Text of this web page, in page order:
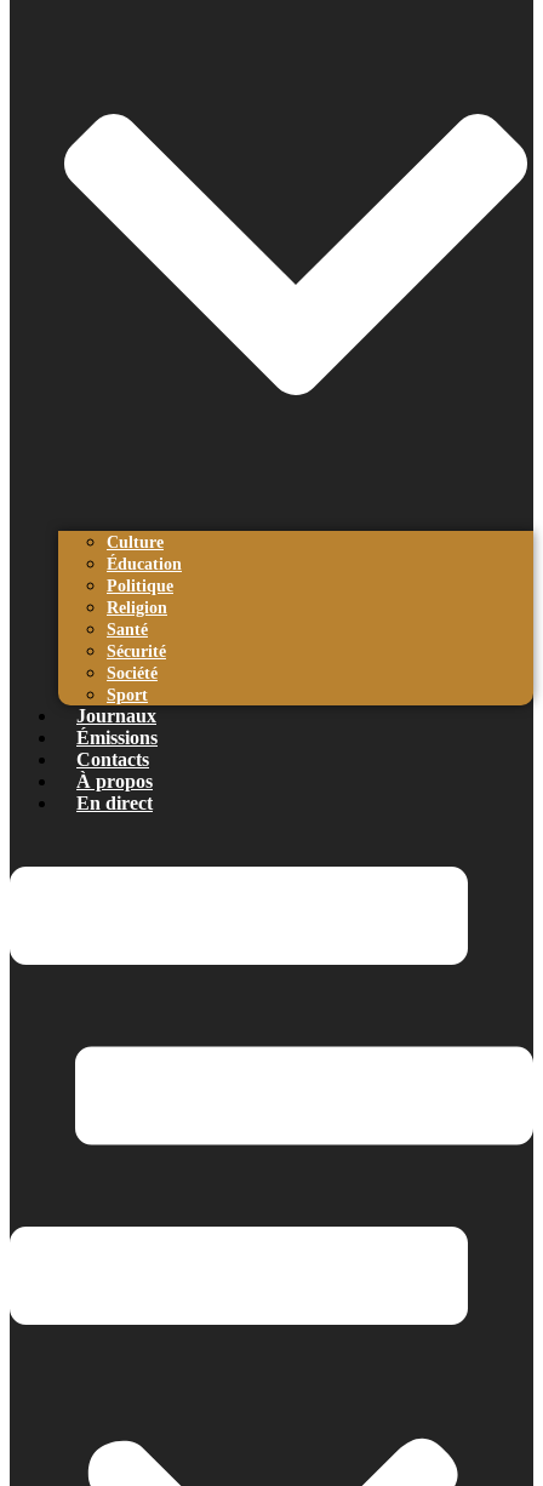
Culture
Éducation
Politique
Religion
Santé
Sécurité
Société
Sport
Journaux
Émissions
Contacts
À propos
En direct